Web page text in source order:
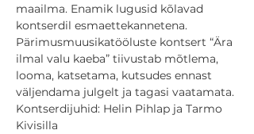
maailma. Enamik lugusid kõlavad
kontserdil esmaettekannetena.
Pärimusmuusikatööluste kontsert “Ära
ilmal valu kaeba” tiivustab mõtlema,
looma, katsetama, kutsudes ennast
väljendama julgelt ja tagasi vaatamata.
Kontserdijuhid: Helin Pihlap ja Tarmo
Kivisilla